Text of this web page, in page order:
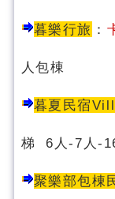
暮樂行旅 ：
人包棟
暮夏民宿
梯 6人-7人-
聚樂部包棟